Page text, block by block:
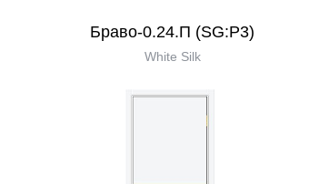
Браво-0.24.П (SG:P3)
White Silk